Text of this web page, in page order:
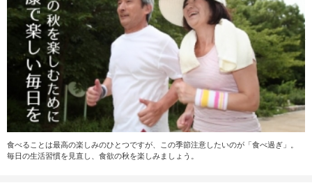
食べることは最高の楽しみのひとつですが、この季節注意したいのが「食べ過ぎ」。
毎日の生活習慣を見直し、食欲の秋を楽しみましょう。